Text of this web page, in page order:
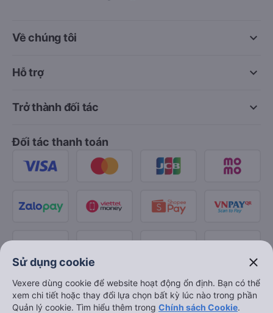
keyboard_arrow_down
Về chúng tôi
keyboard_arrow_down
Hỗ trợ
keyboard_arrow_down
Trở thành đối tác
Đối tác thanh toán
Sử dụng cookie close
Vexere dùng cookie để website hoạt động ổn định. Bạn có thể
xem chi tiết hoặc thay đổi lựa chọn bất kỳ lúc nào trong phần
Quản lý cookie. Tìm hiểu thêm trong Chính sách Cookie.